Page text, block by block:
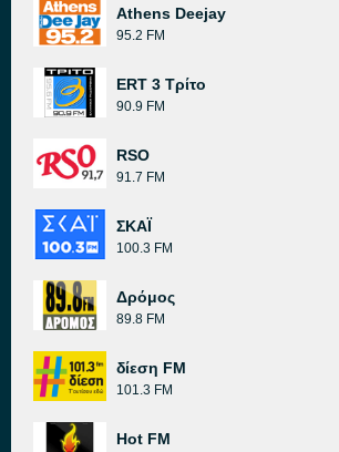
Athens Deejay
95.2 FM
ERT 3 Τρίτο
90.9 FM
RSO
91.7 FM
ΣΚΑΪ
100.3 FM
Δρόμος
89.8 FM
δίεση FM
101.3 FM
Hot FM